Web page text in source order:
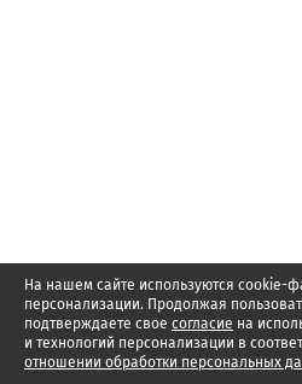
На нашем сайте используются cookie-
персонализации. Продолжая
подтверждаете свое согласие на
и технологий персонализации в
отношении обработки персональных